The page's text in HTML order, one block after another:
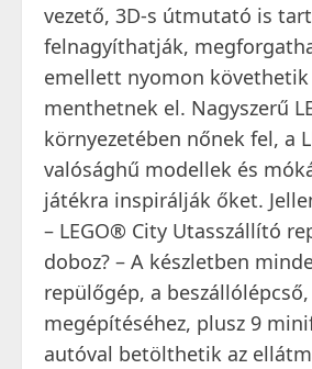
vezető, 3D-s útmutató is
felnagyíthatják,
emellett nyomon
menthetnek el. Nagyszerű
környezetében nőnek fel, a
valósághű modellek és
játékra inspirálják őket.
– LEGO® City Utasszállító
doboz? – A készletben
repülőgép, a
megépítéséhez, plusz 9
autóval betölthetik az